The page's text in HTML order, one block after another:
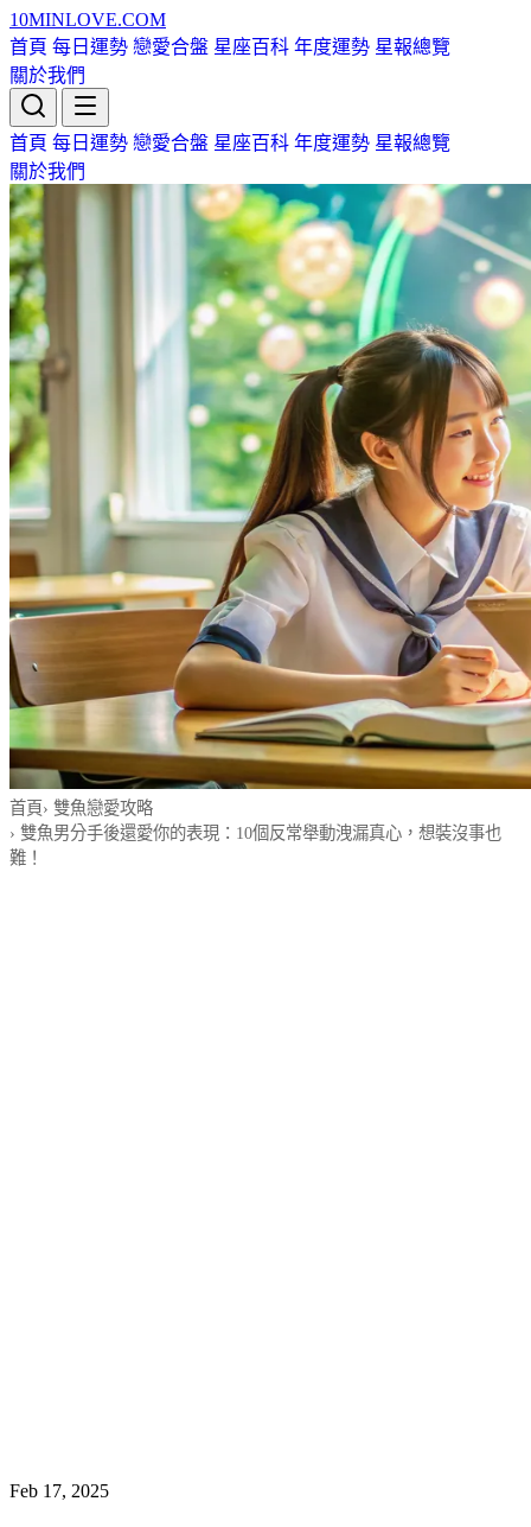
10MINLOVE.COM
首頁 每日運勢 戀愛合盤 星座百科 年度運勢 星報總覽
關於我們
首頁 每日運勢 戀愛合盤 星座百科 年度運勢 星報總覽
關於我們
首頁› 雙魚戀愛攻略
› 雙魚男分手後還愛你的表現：10個反常舉動洩漏真心，想裝沒事也
難！
Feb 17, 2025